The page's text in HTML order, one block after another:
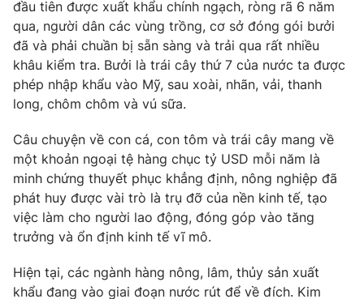
đầu tiên được xuất khẩu chính ngạch, ròng rã 6 năm
qua, người dân các vùng trồng, cơ sở đóng gói bưởi
đã và phải chuần bị sẵn sàng và trải qua rất nhiều
khâu kiểm tra. Bưởi là trái cây thứ 7 của nước ta được
phép nhập khẩu vào Mỹ, sau xoài, nhãn, vải, thanh
long, chôm chôm và vú sữa.
Câu chuyện về con cá, con tôm và trái cây mang về
một khoản ngoại tệ hàng chục tỷ USD mỗi năm là
minh chứng thuyết phục khẳng định, nông nghiệp đã
phát huy được vài trò là trụ đỡ của nền kinh tế, tạo
việc làm cho người lao động, đóng góp vào tăng
trưởng và ổn định kinh tế vĩ mô.
Hiện tại, các ngành hàng nông, lâm, thủy sản xuất
khẩu đang vào giai đoạn nước rút để về đích. Kim